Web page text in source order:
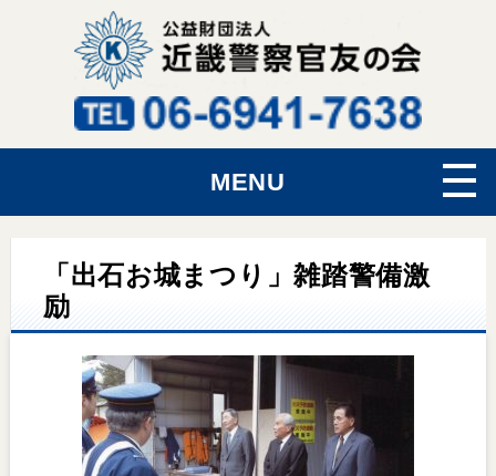
MENU
「出石お城まつり」雑踏警備激
励